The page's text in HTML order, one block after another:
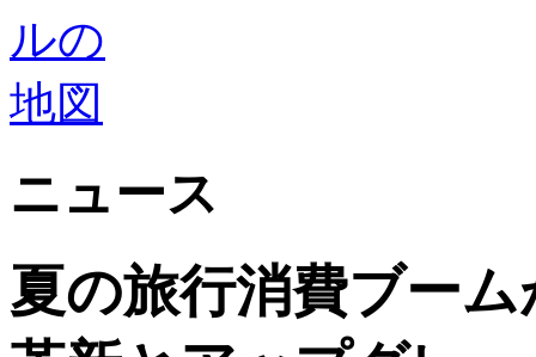
ニュース
夏の旅行消費ブー